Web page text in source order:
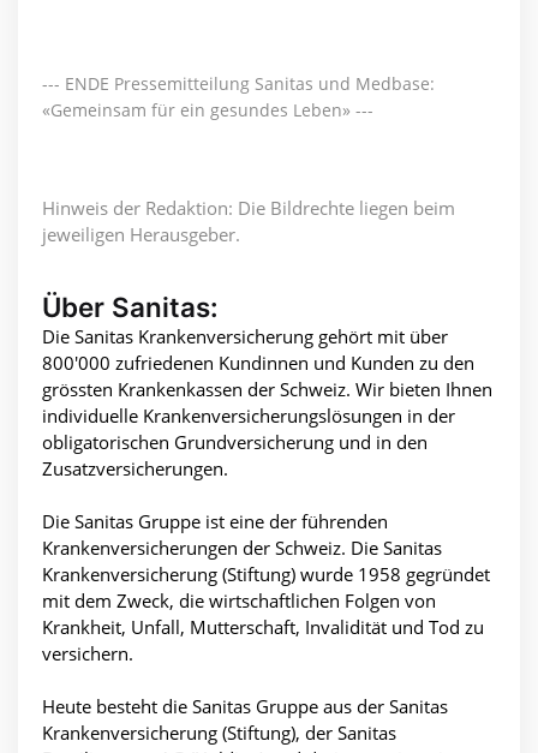
--- ENDE Pressemitteilung Sanitas und Medbase:
«Gemeinsam für ein gesundes Leben» ---
Hinweis der Redaktion: Die Bildrechte liegen beim
jeweiligen Herausgeber.
Über Sanitas:
Die Sanitas Krankenversicherung gehört mit über
800'000 zufriedenen Kundinnen und Kunden zu den
grössten Krankenkassen der Schweiz. Wir bieten Ihnen
individuelle Krankenversicherungslösungen in der
obligatorischen Grundversicherung und in den
Zusatzversicherungen.
Die Sanitas Gruppe ist eine der führenden
Krankenversicherungen der Schweiz. Die Sanitas
Krankenversicherung (Stiftung) wurde 1958 gegründet
mit dem Zweck, die wirtschaftlichen Folgen von
Krankheit, Unfall, Mutterschaft, Invalidität und Tod zu
versichern.
Heute besteht die Sanitas Gruppe aus der Sanitas
Krankenversicherung (Stiftung), der Sanitas